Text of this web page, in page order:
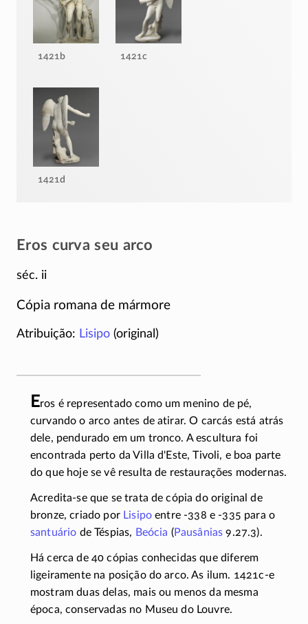
1421b 1421c
1421d
Eros curva seu arco
séc. ii
Cópia romana de mármore
Atribuição: Lisipo (original)
Eros é representado como um menino de pé,
curvando o arco antes de atirar. O carcás está atrás
dele, pendurado em um tronco. A escultura foi
encontrada perto da Villad'Este, Tivoli, e boa parte
do que hoje se vê resulta de restaurações modernas.
Acredita-se que se trata de cópia do original de
bronze, criado por Lisipo entre -338 e -335 para o
santuário de Téspias, Beócia (Pausânias 9.27.3).
Há cerca de 40 cópias conhecidas que diferem
ligeiramente na posição do arco. As ilum. 1421c-e
mostram duas delas, mais ou menos da mesma
época, conservadas no Museu do Louvre.